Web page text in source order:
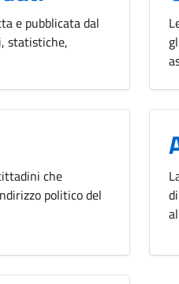
e pubblicata dal
statistiche,
che
politico del